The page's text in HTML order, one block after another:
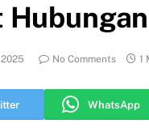
No Comments 1
WhatsApp